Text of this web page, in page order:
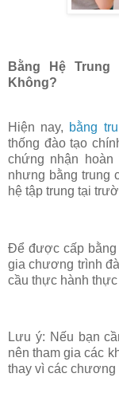
Bằng Hệ
Không?
Hiện nay, bằng
thống đào tạo
chứng nhận hoàn
nhưng bằng trung
hệ tập trung tại
Để được cấp bằng
gia chương trình
cầu thực hành thực
Lưu ý: Nếu bạn
nên tham gia các
thay vì các chương